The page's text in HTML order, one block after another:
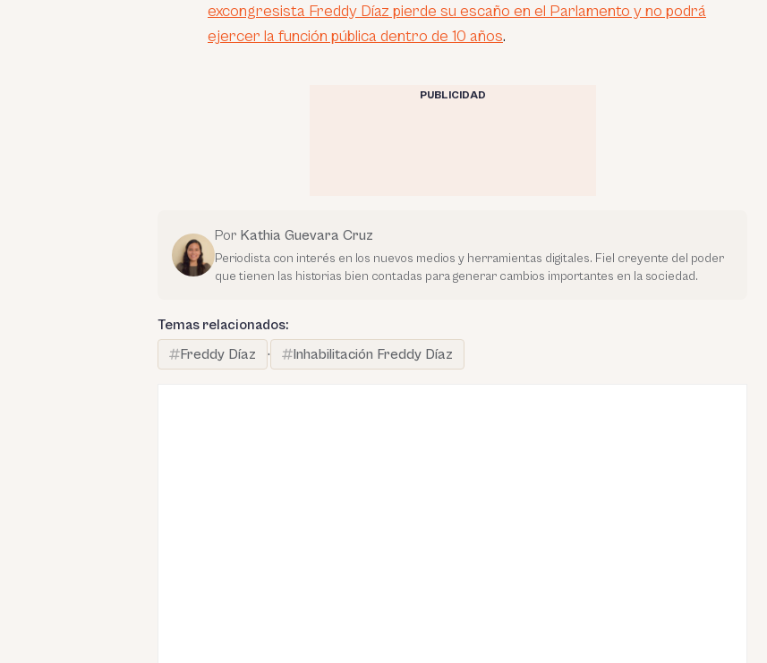
excongresista Freddy Díaz pierde su escaño en el Parlamento y no podrá
ejercer la función pública dentro de 10 años.
PUBLICIDAD
Por Kathia Guevara Cruz
Periodista con interés en los nuevos medios y herramientas digitales. Fiel creyente del poder
que tienen las historias bien contadas para generar cambios importantes en la sociedad.
Temas relacionados:
Freddy Díaz
· Inhabilitación Freddy Díaz